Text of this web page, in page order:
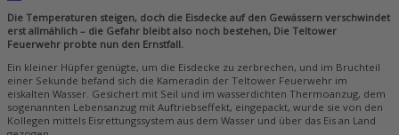
Die Temperaturen steigen, doch die Eisdecke auf den Gewässern verschwindet
erst allmählich – die Gefahr bleibt also noch bestehen, Die Teltower
Feuerwehr probte nun den Ernstfall.
Ein kleiner Hüpfer genügte, um die Eisdecke zu zerbrechen, und im Bruchteil
einer Sekunde befand sich die Kameradin der Teltower Feuerwehr im
eiskalten Wasser. Gesichert mit Seil und im wasserdichten Thermoanzug, dem
sogenannten Lebensanzug mit Auftriebseffekt, eingepackt, wurde sie von den
Kollegen mittels Eisrettungssystem aus dem Wasser und über das Eis an Land